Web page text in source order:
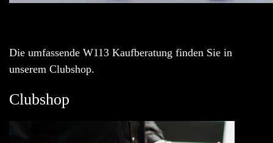
Die umfassende W113 Kaufberatung finden Sie in
unserem Clubshop.
Clubshop